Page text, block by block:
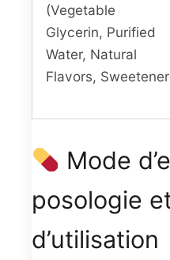
(Vegetable
Glycerin, Purified
Water, Natural
Flavors,
Mode
posologie
d’utilisation